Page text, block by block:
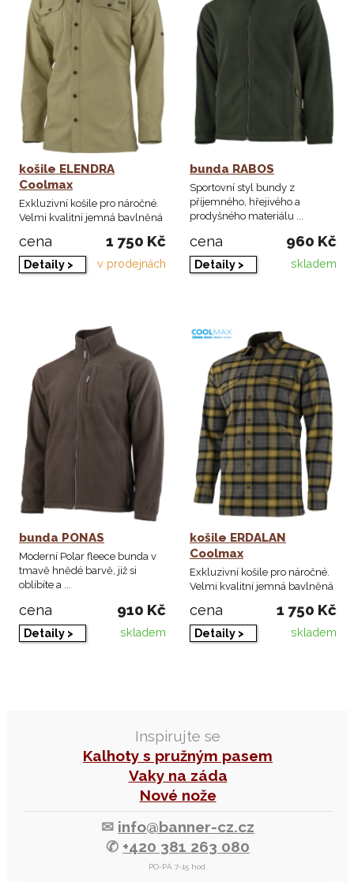
Inspirujte se
Kalhoty s pružným pasem
Vaky na záda
Nové nože
✉ info@banner-cz.cz
✆ +420 381 263 080
PO-PÁ 7-15 hod.
košile ELENDRA
Coolmax
Exkluzivní košile pro náročné.
Velmi kvalitní jemná bavlněná
cena 1 750 Kč
Detaily > v prodejnách
bunda RABOS
Sportovní styl bundy z
příjemného, hřejivého a
prodyšného materiálu ...
cena 960 Kč
Detaily > skladem
bunda PONAS
Moderní Polar fleece bunda v
tmavě hnědé barvě, již si
oblíbíte a ...
cena 910 Kč
Detaily > skladem
košile ERDALAN
Coolmax
Exkluzivní košile pro náročné.
Velmi kvalitní jemná bavlněná
cena 1 750 Kč
Detaily > skladem